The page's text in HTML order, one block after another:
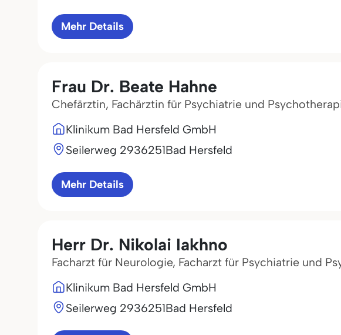
Mehr Details
Frau Dr. Beate Hahne
Chefärztin, Fachärztin für Psychiatrie und
Klinikum Bad Hersfeld GmbH
Seilerweg 2936251Bad Hersfeld
Mehr Details
Herr Dr. Nikolai Iakhno
Facharzt für Neurologie, Facharzt für Psychiatrie und
Klinikum Bad Hersfeld GmbH
Seilerweg 2936251Bad Hersfeld